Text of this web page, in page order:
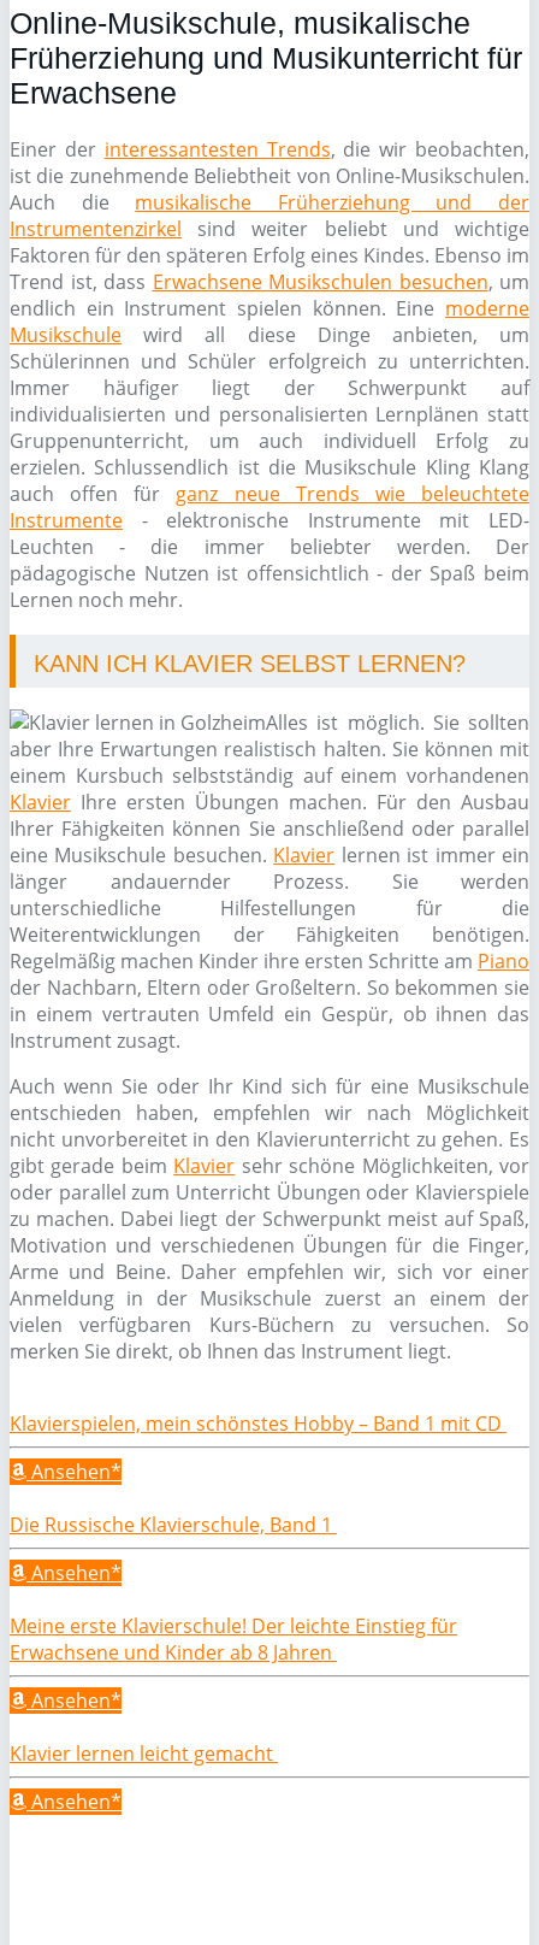
Online-Musikschule, musikalische
Früherziehung und Musikunterricht für
Erwachsene
Einer der interessantesten Trends, die wir beobachten,
ist die zunehmende Beliebtheit von Online-Musikschulen.
Auch die musikalische Früherziehung und der
Instrumentenzirkel sind weiter beliebt und wichtige
Faktoren für den späteren Erfolg eines Kindes. Ebenso im
Trend ist, dass Erwachsene Musikschulen besuchen, um
endlich ein Instrument spielen können. Eine moderne
Musikschule wird all diese Dinge anbieten, um
Schülerinnen und Schüler erfolgreich zu unterrichten.
Immer häufiger liegt der Schwerpunkt auf
individualisierten und personalisierten Lernplänen statt
Gruppenunterricht, um auch individuell Erfolg zu
erzielen. Schlussendlich ist die Musikschule Kling Klang
auch offen für ganz neue Trends wie beleuchtete
Instrumente - elektronische Instrumente mit LED-
Leuchten - die immer beliebter werden. Der
pädagogische Nutzen ist offensichtlich - der Spaß beim
Lernen noch mehr.
KANN ICH KLAVIER SELBST LERNEN?
Alles ist möglich. Sie sollten
aber Ihre Erwartungen realistisch halten. Sie können mit
einem Kursbuch selbstständig auf einem vorhandenen
Klavier Ihre ersten Übungen machen. Für den Ausbau
Ihrer Fähigkeiten können Sie anschließend oder parallel
eine Musikschule besuchen. Klavier lernen ist immer ein
länger andauernder Prozess. Sie werden
unterschiedliche Hilfestellungen für die
Weiterentwicklungen der Fähigkeiten benötigen.
Regelmäßig machen Kinder ihre ersten Schritte am Piano
der Nachbarn, Eltern oder Großeltern. So bekommen sie
in einem vertrauten Umfeld ein Gespür, ob ihnen das
Instrument zusagt.
Auch wenn Sie oder Ihr Kind sich für eine Musikschule
entschieden haben, empfehlen wir nach Möglichkeit
nicht unvorbereitet in den Klavierunterricht zu gehen. Es
gibt gerade beim Klavier sehr schöne Möglichkeiten, vor
oder parallel zum Unterricht Übungen oder Klavierspiele
zu machen. Dabei liegt der Schwerpunkt meist auf Spaß,
Motivation und verschiedenen Übungen für die Finger,
Arme und Beine. Daher empfehlen wir, sich vor einer
Anmeldung in der Musikschule zuerst an einem der
vielen verfügbaren Kurs-Büchern zu versuchen. So
merken Sie direkt, ob Ihnen das Instrument liegt.
Klavierspielen, mein schönstes Hobby – Band 1 mit CD
Ansehen*
Die Russische Klavierschule, Band 1
Ansehen*
Meine erste Klavierschule! Der leichte Einstieg für
Erwachsene und Kinder ab 8 Jahren
Ansehen*
Klavier lernen leicht gemacht
Ansehen*